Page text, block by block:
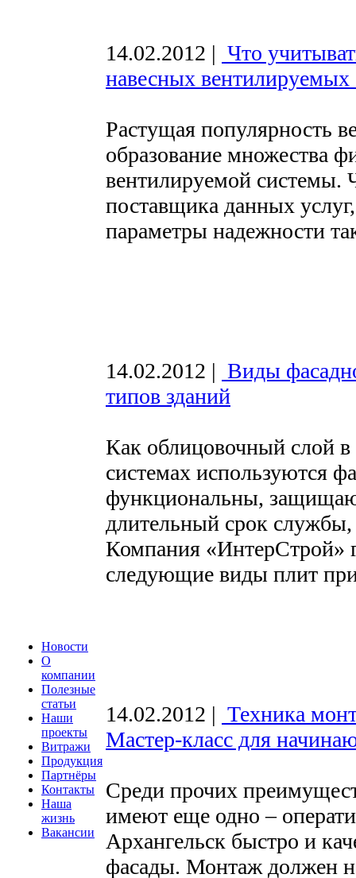
Новости
О
компании
Полезные
статьи
Наши
проекты
Витражи
Продукция
Партнёры
Контакты
Наша
жизнь
Вакансии
14.02.2012 | Что
навесных вентилируемых
Растущая популярность
образование множества
вентилируемой системы.
поставщика данных
параметры надежности
14.02.2012 | Виды
типов зданий
Как облицовочный слой
системах используются
функциональны,
длительный срок
Компания «ИнтерСтрой»
следующие виды плит при
14.02.2012 | Техника
Мастер-класс для
Среди прочих
имеют еще одно –
Архангельск быстро и
фасады. Монтаж должен